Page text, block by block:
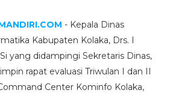
- Kepala Dinas
Kabupaten Kolaka, Drs. I
yang didampingi Sekretaris Dinas,
rapat evaluasi Triwulan I dan II
Center Kominfo Kolaka,